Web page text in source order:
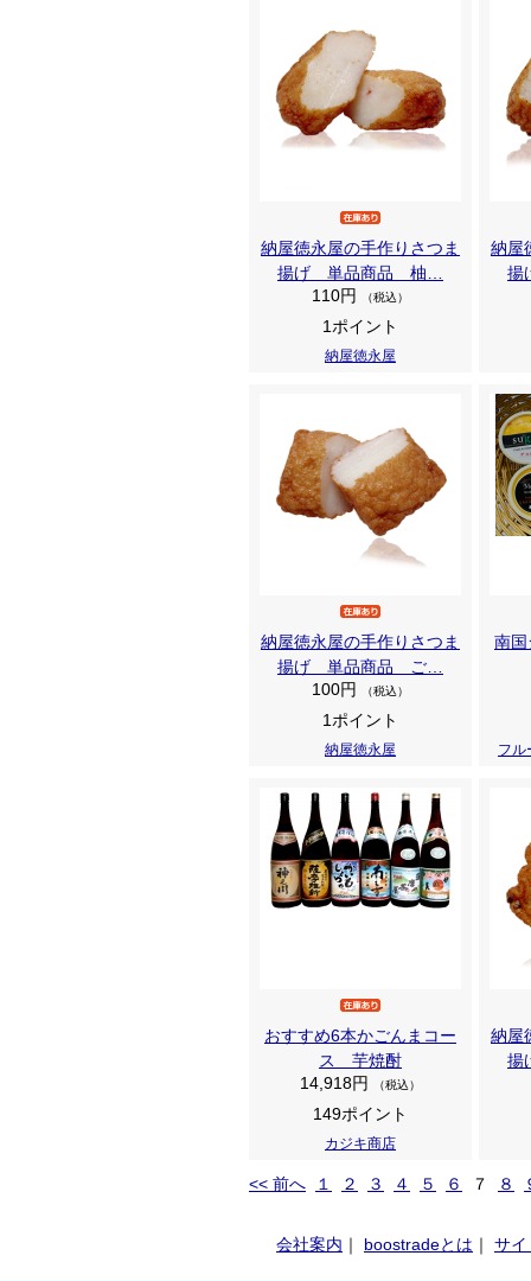
納屋徳永屋の手作りさつま
揚げ 単品商品 柚…
110円
（税込）
1ポイント
納屋徳永屋
納屋
揚
納屋徳永屋の手作りさつま
揚げ 単品商品 ご…
100円
（税込）
1ポイント
納屋徳永屋
南国
フ
おすすめ6本かごんまコー
ス 芋焼酎
14,918円
（税込）
149ポイント
カジキ商店
納屋
揚
<< 前へ １ ２ ３ ４ ５ ６ ７ ８
会社案内 ｜ boostradeとは ｜ サイ